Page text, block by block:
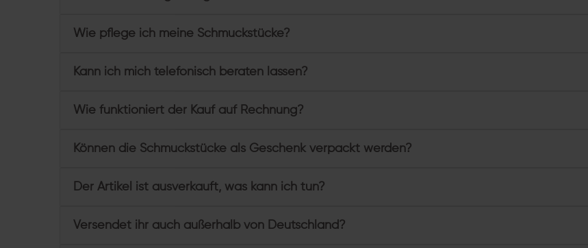
Wie pflege ich meine Schmuckstücke?
Kann ich mich telefonisch beraten lassen?
Wie funktioniert der Kauf auf Rechnung?
Können die Schmuckstücke als Geschenk verpackt werden?
Der Artikel ist ausverkauft, was kann ich tun?
Versendet ihr auch außerhalb von Deutschland?